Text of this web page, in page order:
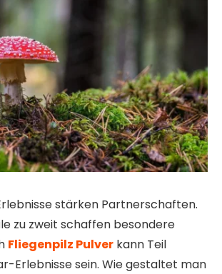
stärken Partnerschaften.
zu zweit schaffen besondere
Fliegenpilz Pulver kann Teil
Erlebnisse sein. Wie gestaltet man